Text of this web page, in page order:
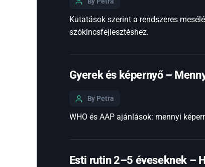
Kutatások szerint a rendszeres
szókincsfejlesztéshez.
Gyerek és képernyő –
By Petra
WHO és AAP ajánlások: mennyi
Esti rutin 2–5 éveseknek –